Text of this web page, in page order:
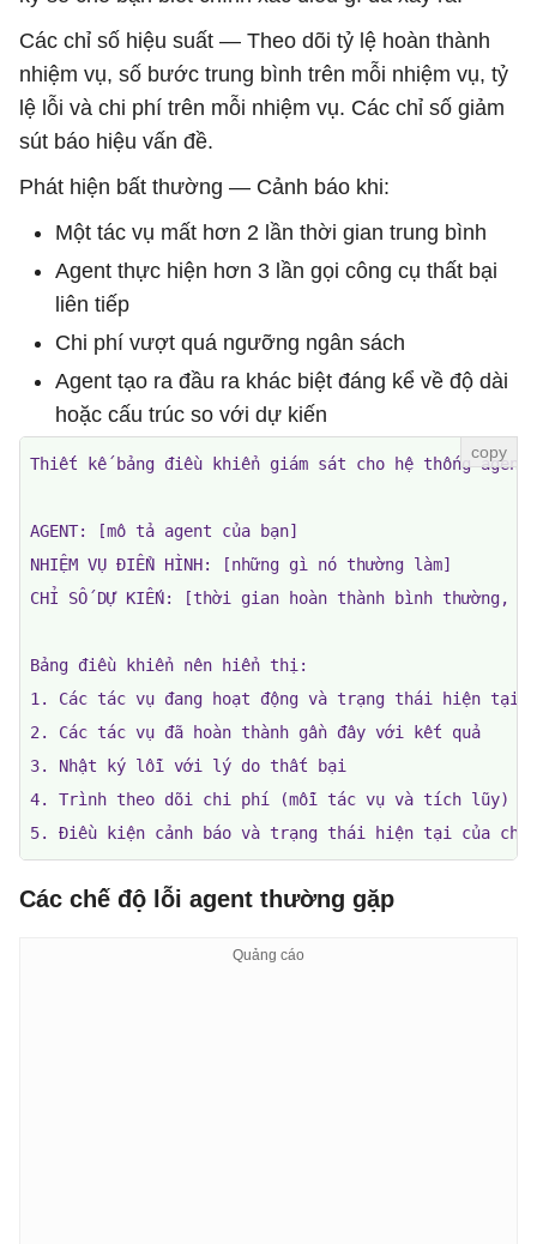
Các chỉ số hiệu suất — Theo dõi tỷ lệ hoàn thành
nhiệm vụ, số bước trung bình trên mỗi nhiệm vụ, tỷ
lệ lỗi và chi phí trên mỗi nhiệm vụ. Các chỉ số giảm
sút báo hiệu vấn đề.
Phát hiện bất thường — Cảnh báo khi:
Một tác vụ mất hơn 2 lần thời gian trung bình
Agent thực hiện hơn 3 lần gọi công cụ thất bại
liên tiếp
Chi phí vượt quá ngưỡng ngân sách
Agent tạo ra đầu ra khác biệt đáng kể về độ dài
hoặc cấu trúc so với dự kiến
Thiết kế bảng điều khiển giám sát cho hệ thống
AGENT: [mô tả agent của bạn]
NHIỆM VỤ ĐIỂN HÌNH: [những gì nó thường làm]
CHỈ SỐ DỰ KIẾN: [thời gian hoàn thành bình
Bảng điều khiển nên hiển thị:
1. Các tác vụ đang hoạt động và trạng thái hiện tại
2. Các tác vụ đã hoàn thành gần đây với kết quả
3. Nhật ký lỗi với lý do thất bại
4. Trình theo dõi chi phí (mỗi tác vụ và tích lũy)
5. Điều kiện cảnh báo và trạng thái hiện tại của
Các chế độ lỗi agent thường gặp